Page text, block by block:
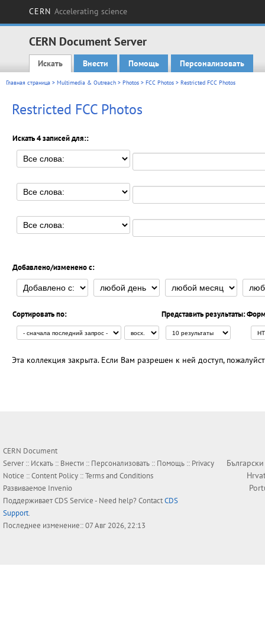
CERN Accelerating science
CERN Document Server
Main menu
Искать Внести Помощь Персонализовать
Главная страница > Multimedia & Outreach > Photos > FCC Photos > Restricted FCC Photos
Restricted FCC Photos
Искать 4 записей для::
Добавлено/изменено с:
Сортировать по: Представить результаты:
Эта коллекция закрыта. Если Вам разрешен к ней доступ,
CERN Document
Server :: Искать :: Внести :: Персонализовать :: Помощь :: Privacy
Notice ::Content Policy ::Terms and Conditions
Развиваемое Invenio
ПоддерживаетCDS Service- Need help? ContactCDS
Support.
Последнее изменение:: 07 Авг 2026, 22:13
Български